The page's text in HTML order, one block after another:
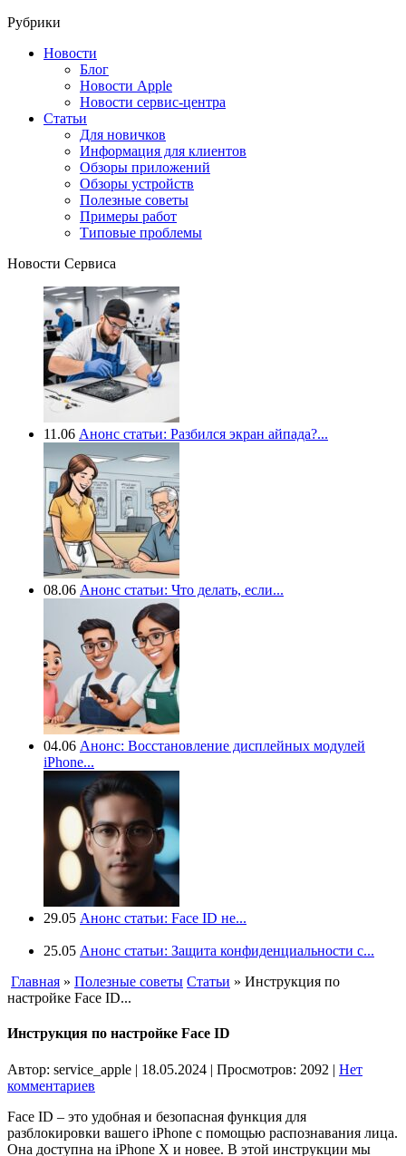
Рубрики
Новости
Блог
Новости Apple
Новости сервис-центра
Статьи
Для новичков
Информация для клиентов
Обзоры приложений
Обзоры устройств
Полезные советы
Примеры работ
Типовые проблемы
Новости Сервиса
11.06 Анонс статьи: Разбился экран айпада?...
08.06 Анонс статьи: Что делать, если...
04.06 Анонс: Восстановление дисплейных модулей
iPhone...
29.05 Анонс статьи: Face ID не...
25.05 Анонс статьи: Защита конфиденциальности с...
Главная » Полезные советы Статьи » Инструкция по
настройке Face ID...
Инструкция по настройке Face ID
Автор: service_apple | 18.05.2024 | Просмотров: 2092 | Нет
комментариев
Face ID – это удобная и безопасная функция для
разблокировки вашего iPhone с помощью распознавания лица.
Она доступна на iPhone X и новее. В этой инструкции мы